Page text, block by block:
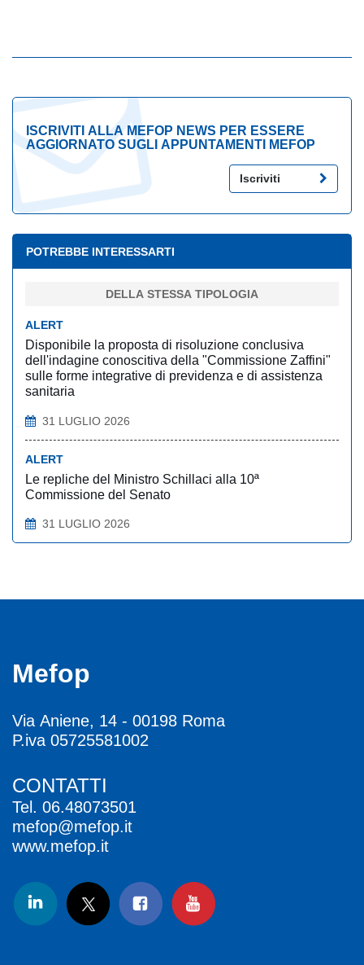
ISCRIVITI ALLA MEFOP NEWS PER ESSERE
AGGIORNATO SUGLI APPUNTAMENTI MEFOP
Iscriviti
POTREBBE INTERESSARTI
DELLA STESSA TIPOLOGIA
ALERT
Disponibile la proposta di risoluzione conclusiva
dell'indagine conoscitiva della "Commissione Zaffini"
sulle forme integrative di previdenza e di assistenza
sanitaria
31 LUGLIO 2026
ALERT
Le repliche del Ministro Schillaci alla 10ª
Commissione del Senato
31 LUGLIO 2026
Mefop
Via Aniene, 14 - 00198 Roma
P.iva 05725581002
CONTATTI
Tel. 06.48073501
mefop@mefop.it
www.mefop.it